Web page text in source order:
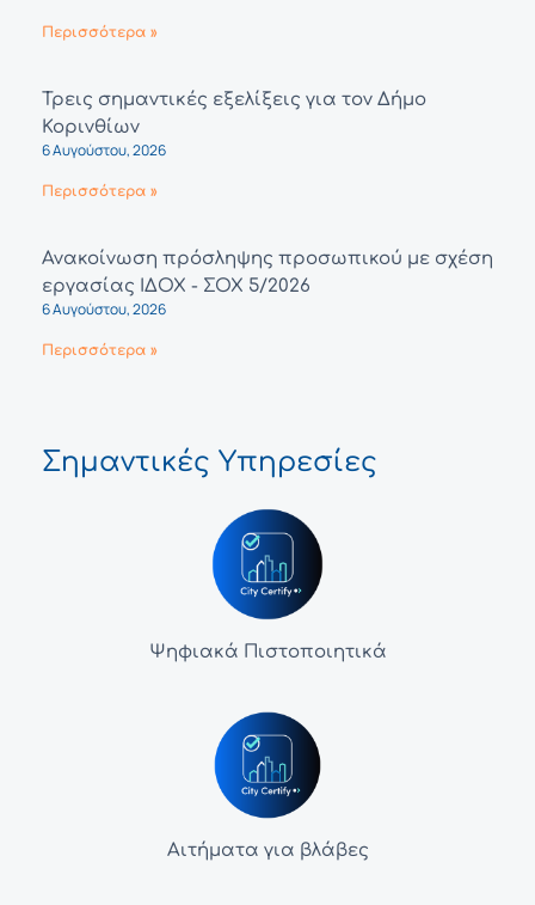
Περισσότερα »
Τρεις σημαντικές εξελίξεις για τον Δήμο
Κορινθίων
6 Αυγούστου, 2026
Περισσότερα »
Ανακοίνωση πρόσληψης προσωπικού με σχέση
εργασίας ΙΔΟΧ - ΣΟΧ 5/2026
6 Αυγούστου, 2026
Περισσότερα »
Σημαντικές Υπηρεσίες
Ψηφιακά Πιστοποιητικά
Αιτήματα για βλάβες